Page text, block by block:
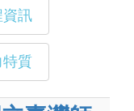
資訊
特質